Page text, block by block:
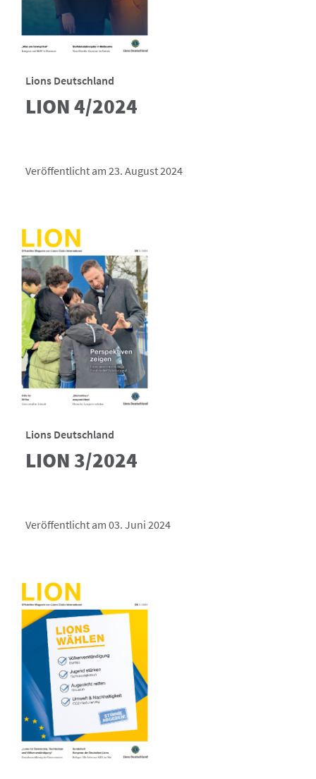
Lions Deutschland
LION 4/2024
Veröffentlicht am 23. August 2024
Lions Deutschland
LION 3/2024
Veröffentlicht am 03. Juni 2024